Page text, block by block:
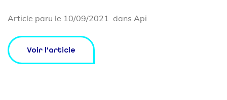
Article paru le 10/09/2021 dans Api
Voir l'article